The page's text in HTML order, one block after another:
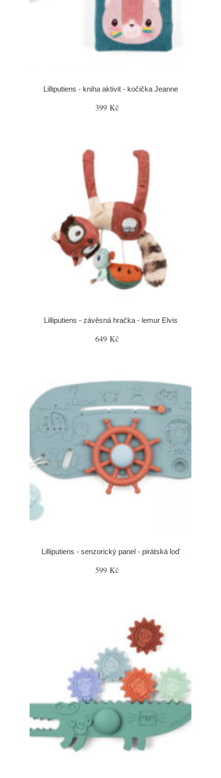
Lilliputiens - kniha aktivit - kočička Jeanne
399 Kč
Lilliputiens - závěsná hračka - lemur Elvis
649 Kč
Lilliputiens - senzorický panel - pirátská loď
599 Kč